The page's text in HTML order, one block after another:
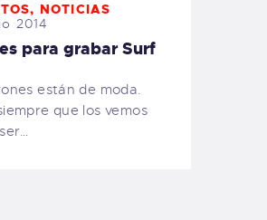
, NOTICIAS
2014
para grabar Surf
están de moda.
que los vemos